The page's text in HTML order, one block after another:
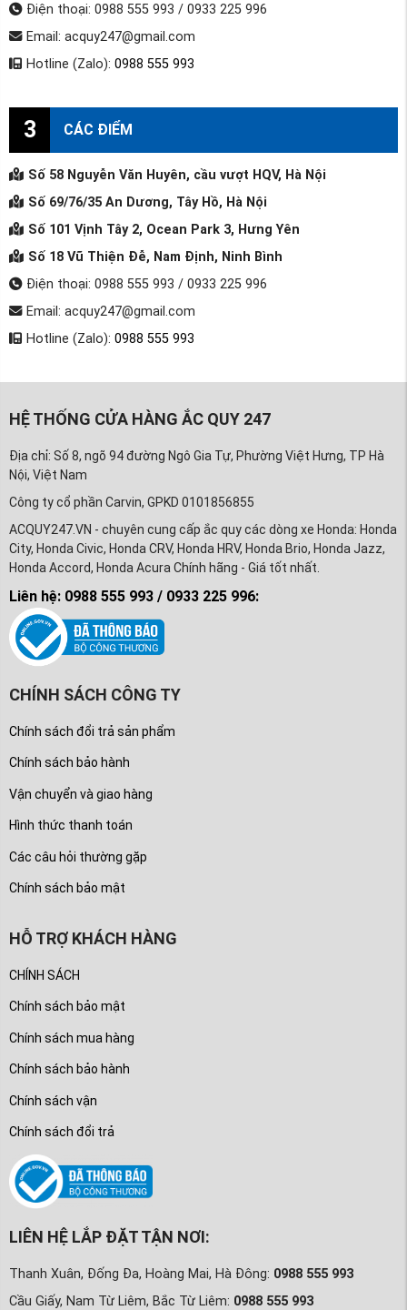
Điện thoại: 0988 555 993 / 0933 225 996
Email: acquy247@gmail.com
Hotline (Zalo): 0988 555 993
3 CÁC ĐIỂM
Số 58 Nguyễn Văn Huyên, cầu vượt HQV, Hà Nội
Số 69/76/35 An Dương, Tây Hồ, Hà Nội
Số 101 Vịnh Tây 2, Ocean Park 3, Hưng Yên
Số 18 Vũ Thiện Đễ, Nam Định, Ninh Bình
Điện thoại: 0988 555 993 / 0933 225 996
Email: acquy247@gmail.com
Hotline (Zalo): 0988 555 993
HỆ THỐNG CỬA HÀNG ẮC QUY 247
Địa chỉ: Số 8, ngõ 94 đường Ngô Gia Tự, Phường Việt Hưng, TP Hà
Nội, Việt Nam
Công ty cổ phần Carvin, GPKD 0101856855
ACQUY247.VN - chuyên cung cấp ắc quy các dòng xe Honda: Honda
City, Honda Civic, Honda CRV, Honda HRV, Honda Brio, Honda Jazz,
Honda Accord, Honda Acura Chính hãng - Giá tốt nhất.
Liên hệ: 0988 555 993 / 0933 225 996:
CHÍNH SÁCH CÔNG TY
Chính sách đổi trả sản phẩm
Chính sách bảo hành
Vận chuyển và giao hàng
Hình thức thanh toán
Các câu hỏi thường gặp
Chính sách bảo mật
HỖ TRỢ KHÁCH HÀNG
CHÍNH SÁCH
Chính sách bảo mật
Chính sách mua hàng
Chính sách bảo hành
Chính sách vận
Chính sách đổi trả
LIÊN HỆ LẮP ĐẶT TẬN NƠI:
Thanh Xuân, Đống Đa, Hoàng Mai, Hà Đông: 0988 555 993
Cầu Giấy, Nam Từ Liêm, Bắc Từ Liêm: 0988 555 993